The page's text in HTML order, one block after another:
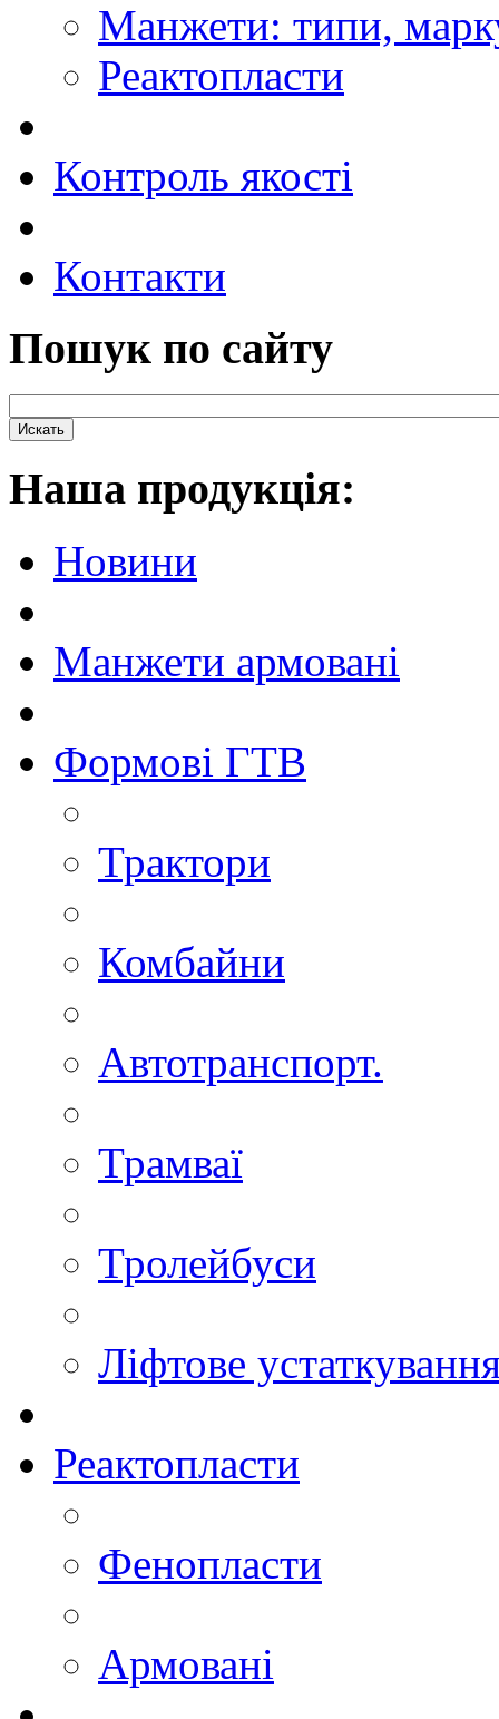
Манжети: типи,
Реактопласти
Контроль якості
Контакти
Пошук по сайту
Наша продукцiя:
Новини
Манжети армовані
Формові ГТВ
Трактори
Комбайни
Автотранспорт.
Трамваї
Тролейбуси
Ліфтове
Реактопласти
Фенопласти
Армовані